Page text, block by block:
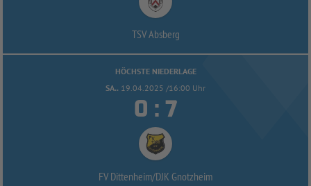
TSV Absberg
HÖCHSTE NIEDERLAGE
SA.. 19.04.2025 /16:00 Uhr
 : 
FV Dittenheim/DJK Gnotzheim